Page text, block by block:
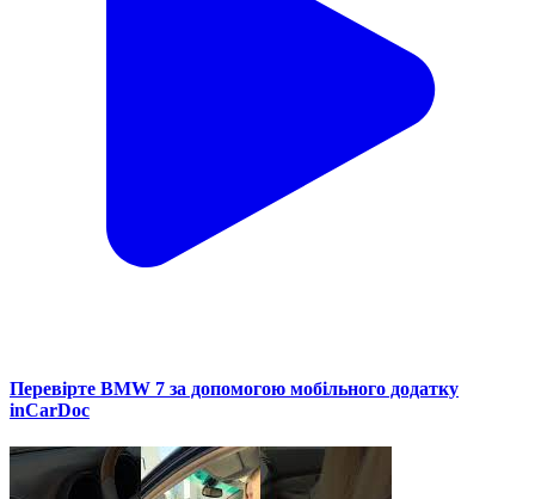
Перевірте BMW 7 за допомогою мобільного додатку
inCarDoc